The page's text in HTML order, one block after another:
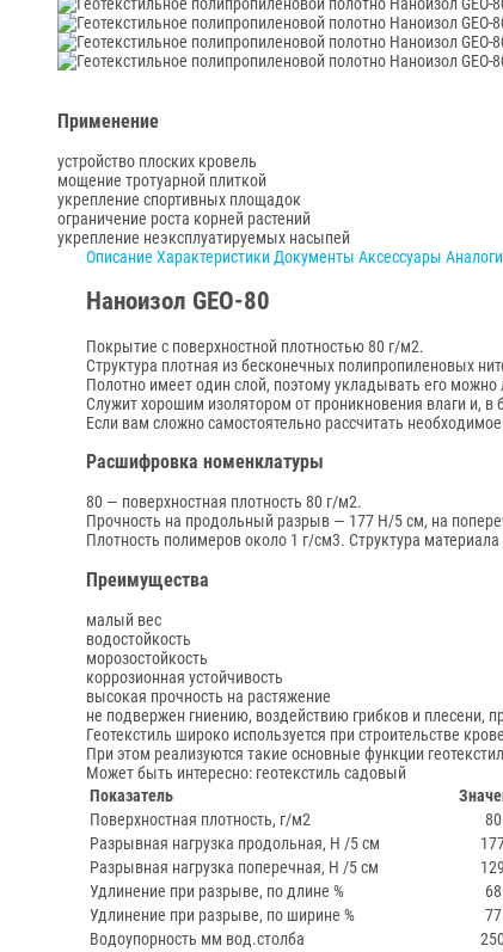
Применение
устройство плоских кровель
мощение тротуарной плиткой
укрепление спортивных площадок
ограничение роста корней растений
укрепление неэксплуатируемых насыпей
Описание Характеристики Документы Аксессуары Аналоги
Наноизол GEO-80
Покрытие с поверхностной плотностью 80 г/м2.
Структура плотная из бесконечных полипропиленовых
Полотно имеет один слой, поэтому укладывать его можно
Служит хорошим изолятором от проникновения влаги и,
Если вам сложно самостоятельно рассчитать
Расшифровка номенклатуры
80 — поверхностная плотность 80 г/м2.
Прочность на продольный разрыв — 177 Н/5 см, на
Плотность полимеров около 1 г/см3. Структура
Преимущества
малый вес
водостойкость
морозостойкость
коррозионная устойчивость
высокая прочность на растяжение
не подвержен гниению, воздействию грибков и плесени,
Геотекстиль широко используется при строительстве
При этом реализуются такие основные функции
Может быть интересно: геотекстиль садовый
Показатель
Поверхностная плотность, г/м2
80
Разрывная нагрузка продольная, Н /5 см
Разрывная нагрузка поперечная, Н /5 см
129
Удлинение при разрыве, по длине %
68
Удлинение при разрыве, по ширине %
77
Водоупорность мм вод.столба
250